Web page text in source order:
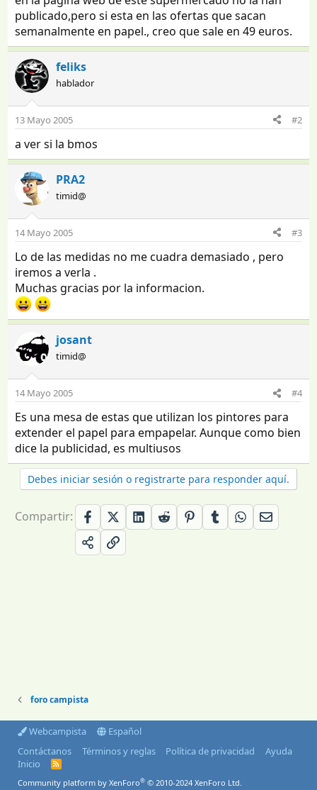
e
m
a
publicado,pero si esta en las ofertas que sacan
semanalmente en papel., creo que sale en 49 euros.
feliks
hablador
13 Mayo 2005 #2
a ver si la bmos
PRA2
timid@
14 Mayo 2005 #3
Lo de las medidas no me cuadra demasiado , pero
iremos a verla .
Muchas gracias por la informacion.
josant
timid@
14 Mayo 2005 #4
Es una mesa de estas que utilizan los pintores para
extender el papel para empapelar. Aunque como bien
dice la publicidad, es multiusos
Debes iniciar sesión o registrarte para responder aquí.
Compartir:
foro campista
Webcampista
Español
Contáctanos
Términos y reglas Política de privacidad
Ayuda
Inicio
R
S
Community platform by XenForo® © 2010-2024 XenForo Ltd.